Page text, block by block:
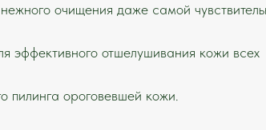
очищения даже самой
эффективного отшелушивания кожи всех
пилинга ороговевшей кожи.